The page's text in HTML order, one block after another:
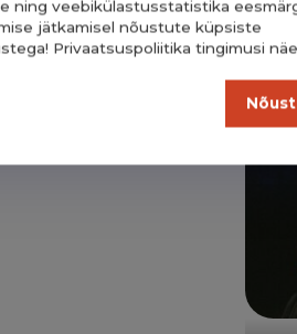
ning veebikülastusstatistika
jätkamisel nõustute küpsiste
Privaatsuspoliitika tingimusi
;